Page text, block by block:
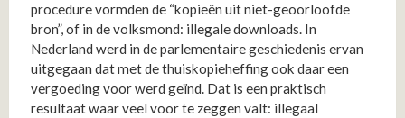
procedure vormden de “kopieën uit niet-geoorloofde
bron”, of in de volksmond: illegale downloads. In
Nederland werd in de parlementaire geschiedenis ervan
uitgegaan dat met de thuiskopieheffing ook daar een
vergoeding voor werd geïnd. Dat is een praktisch
resultaat waar veel voor te zeggen valt: illegaal